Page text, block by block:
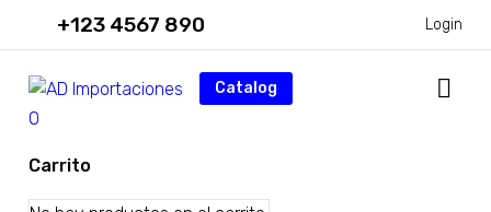
+123 4567 890 Login
Catalog
0
Carrito